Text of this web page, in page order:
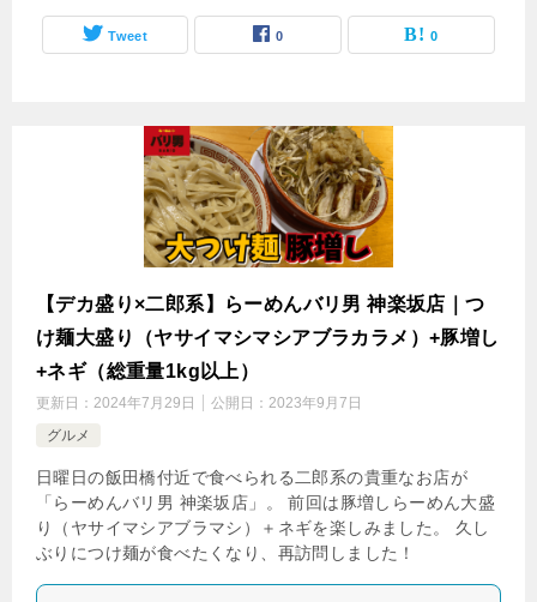
Tweet 0 0
【デカ盛り×二郎系】らーめんバリ男 神楽坂店｜つ
け麺大盛り（ヤサイマシマシアブラカラメ）+豚増し
+ネギ（総重量1kg以上）
更新日： 2024年7月29日 公開日： 2023年9月7日
グルメ
日曜日の飯田橋付近で食べられる二郎系の貴重なお店が
「らーめんバリ男 神楽坂店」。 前回は豚増しらーめん大盛
り（ヤサイマシアブラマシ）＋ネギを楽しみました。 久し
ぶりにつけ麺が食べたくなり、再訪問しました！